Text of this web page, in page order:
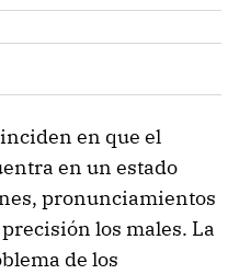
en que el
en un estado
pronunciamientos
los males. La
de los